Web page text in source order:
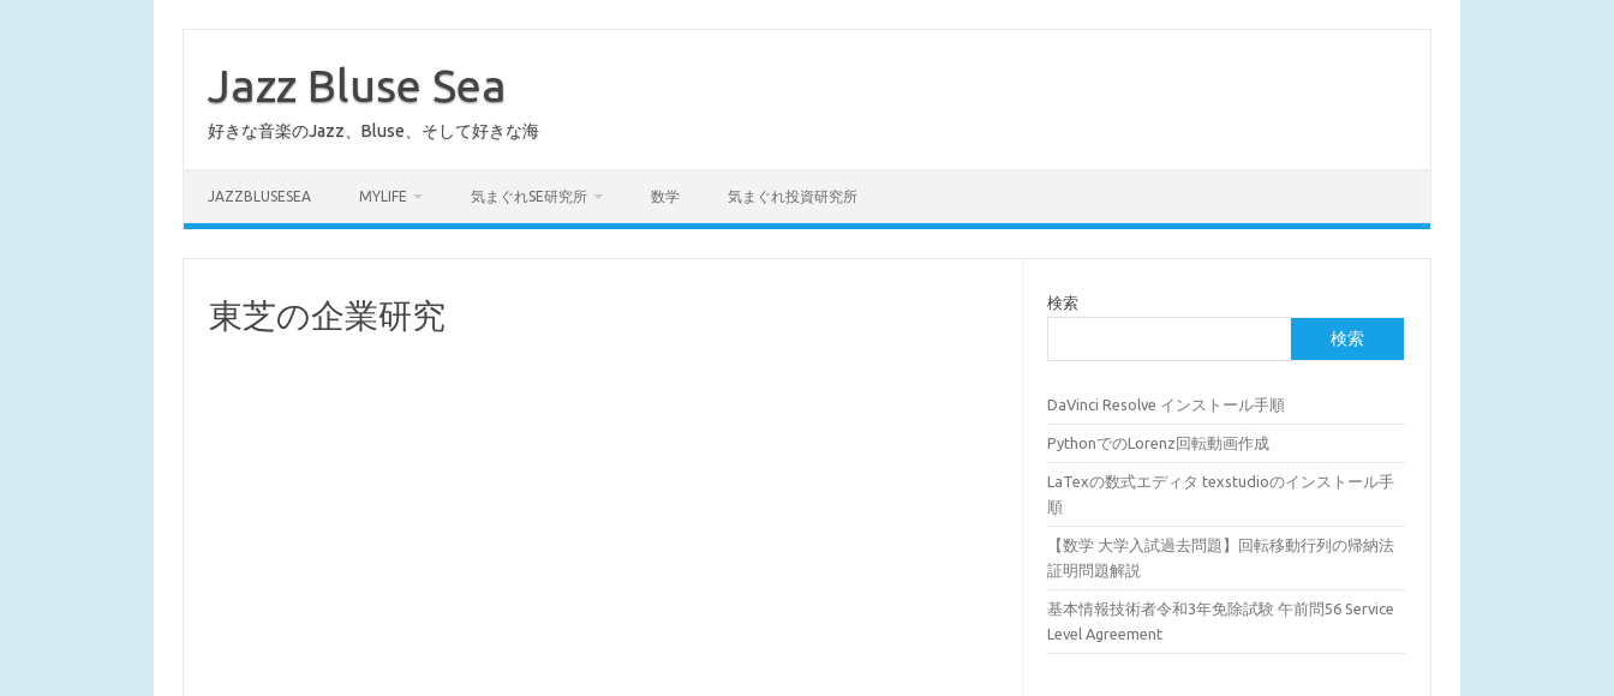
Jazz Bluse Sea
好きな音楽のJazz、Bluse、そして好きな海
JAZZBLUSESEA MYLIFE 気まぐれSE研究所 数学 気まぐれ投資研究所
東芝の企業研究 検索
検索
DaVinci Resolve インストール手順
PythonでのLorenz回転動画作成
LaTexの数式エディタ texstudioのインストール手
順
【数学 大学入試過去問題】回転移動行列の帰納法
証明問題解説
基本情報技術者令和3年免除試験 午前問56 Service
Level Agreement